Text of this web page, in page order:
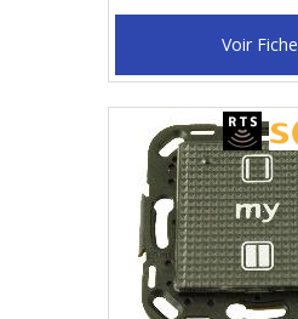
Voir Fiche